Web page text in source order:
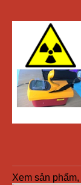
Xem sản